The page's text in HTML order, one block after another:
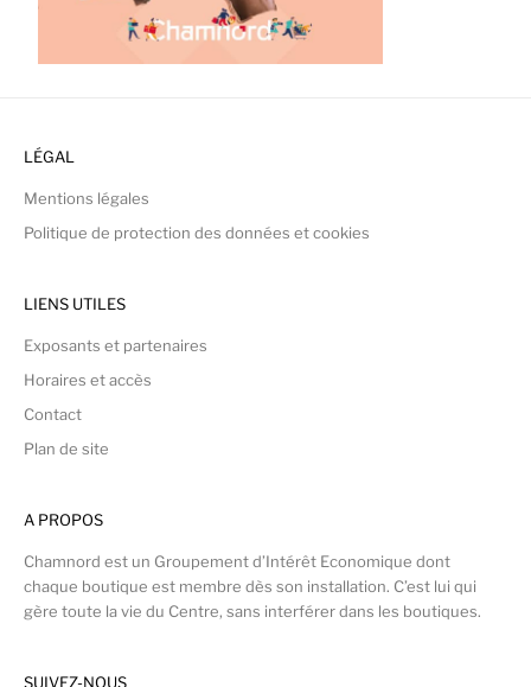
LÉGAL
Mentions légales
Politique de protection des données et cookies
LIENS UTILES
Exposants et partenaires
Horaires et accès
Contact
Plan de site
A PROPOS
Chamnord est un Groupement d’Intérêt Economique dont
chaque boutique est membre dès son installation. C’est lui qui
gère toute la vie du Centre, sans interférer dans les boutiques.
SUIVEZ-NOUS